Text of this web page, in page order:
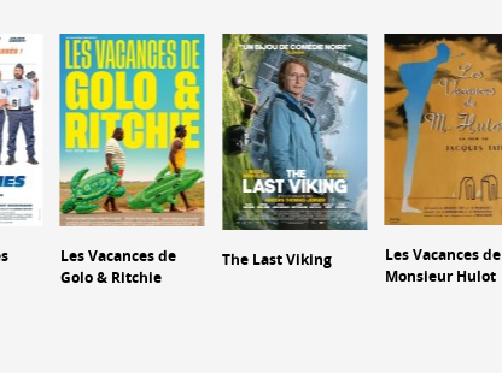
Les Vacances de
Golo & Ritchie
The Last Viking
Les Vacances de
Monsieur Hulot